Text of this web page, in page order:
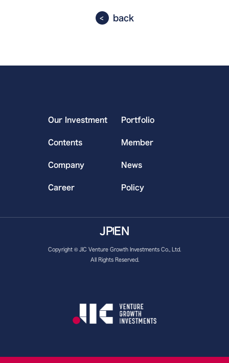
back
Our Investment Portfolio
Contents Member
Company News
Career Policy
JP EN
Copyright © JIC Venture Growth Investments Co., Ltd.
All Rights Reserved.